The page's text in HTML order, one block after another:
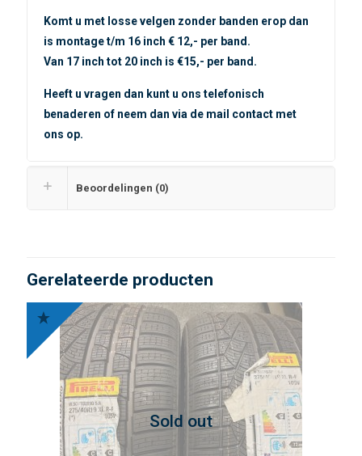
Komt u met losse velgen zonder banden erop dan
is montage t/m 16 inch € 12,- per band.
Van 17 inch tot 20 inch is €15,- per band.
Heeft u vragen dan kunt u ons telefonisch
benaderen of neem dan via de mail contact met
ons op.
Beoordelingen (0)
Gerelateerde producten
Sold out